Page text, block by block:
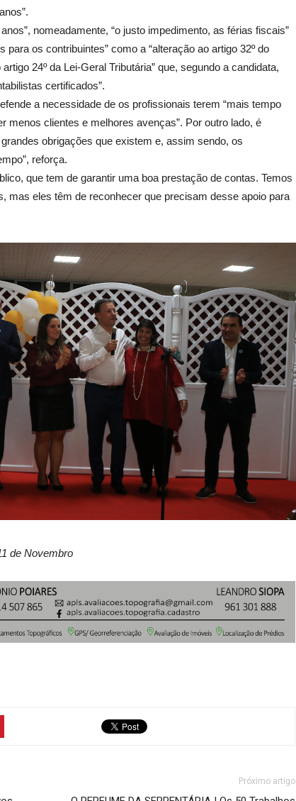
nomeadamente, “o justo impedimento, as férias fiscais”
para os contribuintes” como a “alteração ao artigo 32º do
24º da Lei-Geral Tributária” que, segundo a candidata,
certificados”.
a necessidade de os profissionais terem “mais tempo
menos clientes e melhores avenças”. Por outro lado, é
obrigações que existem e, assim sendo, os
reforça.
que tem de garantir uma boa prestação de contas. Temos
mas eles têm de reconhecer que precisam desse apoio para
de Novembro
Próximo artigo